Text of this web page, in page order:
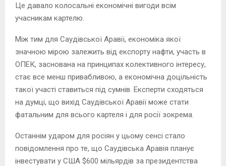
Це давало колосальні економічні вигоди всім
учасникам картелю.
Між тим для Саудівської Аравії, економіка якої
значною мірою залежить від експорту нафти, участь в
ОПЕК, заснована на принципах колективного інтересу,
стає все менш привабливою, а економічна доцільність
такої участі ставиться під сумнів. Експерти сходяться
на думці, що вихід Саудівської Аравії може стати
фатальним для всього картеля і для росії зокрема.
Останнім ударом для росіян у цьому сенсі стало
повідомлення про те, що Саудівська Аравія планує
інвестувати у США $600 мільярдів за президентства